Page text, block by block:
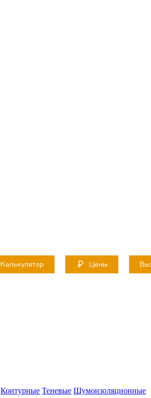
Калькулятор Цены
Контурные Теневые Шумоизоляционные